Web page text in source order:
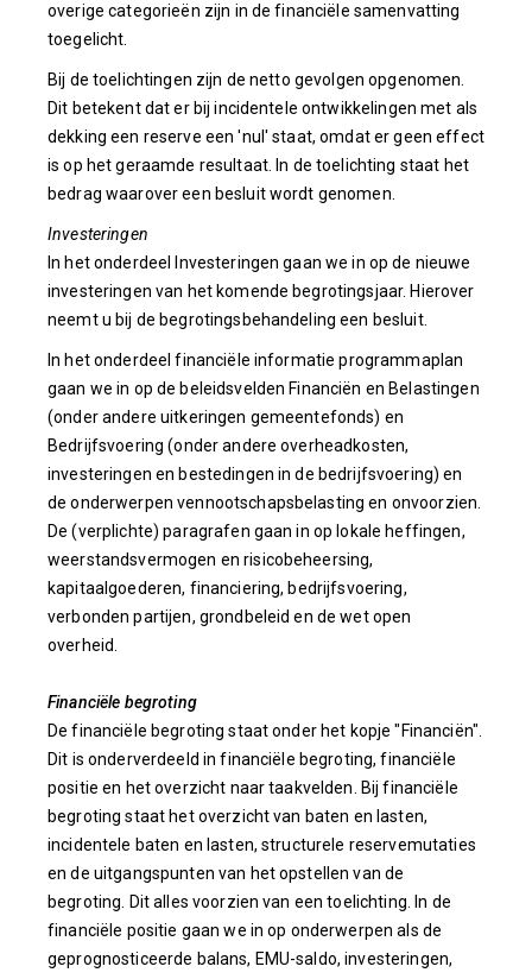
overige categorieën zijn in de financiële samenvatting
toegelicht.
Bij de toelichtingen zijn de netto gevolgen opgenomen.
Dit betekent dat er bij incidentele ontwikkelingen met als
dekking een reserve een 'nul' staat, omdat er geen effect
is op het geraamde resultaat. In de toelichting staat het
bedrag waarover een besluit wordt genomen.
Investeringen
In het onderdeel Investeringen gaan we in op de nieuwe
investeringen van het komende begrotingsjaar. Hierover
neemt u bij de begrotingsbehandeling een besluit.
In het onderdeel financiële informatie programmaplan
gaan we in op de beleidsvelden Financiën en Belastingen
(onder andere uitkeringen gemeentefonds) en
Bedrijfsvoering (onder andere overheadkosten,
investeringen en bestedingen in de bedrijfsvoering) en
de onderwerpen vennootschapsbelasting en onvoorzien.
De (verplichte) paragrafen gaan in op lokale heffingen,
weerstandsvermogen en risicobeheersing,
kapitaalgoederen, financiering, bedrijfsvoering,
verbonden partijen, grondbeleid en de wet open
overheid.
Financiële begroting
De financiële begroting staat onder het kopje "Financiën".
Dit is onderverdeeld in financiële begroting, financiële
positie en het overzicht naar taakvelden. Bij financiële
begroting staat het overzicht van baten en lasten,
incidentele baten en lasten, structurele reservemutaties
en de uitgangspunten van het opstellen van de
begroting. Dit alles voorzien van een toelichting. In de
financiële positie gaan we in op onderwerpen als de
geprognosticeerde balans, EMU-saldo, investeringen,